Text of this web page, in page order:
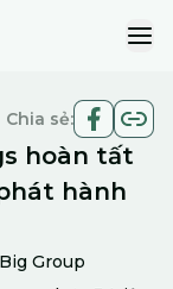
Chia sẻ:
hoàn tất
hành
Group